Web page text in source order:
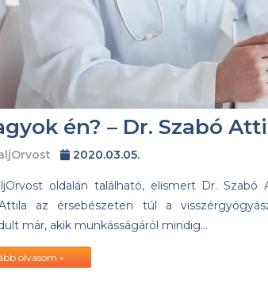
én? – Dr. Szabó
2020.03.05.
oldalán található, elismert Dr.
az érsebészeten túl a
már, akik munkásságáról mindig…
olvasom »